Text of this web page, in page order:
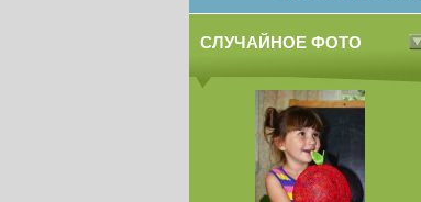
СЛУЧАЙНОЕ ФОТО